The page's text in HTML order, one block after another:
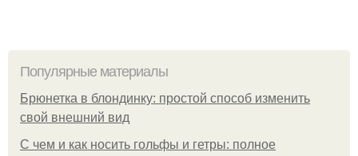
Популярные материалы
Брюнетка в блондинку: простой способ изменить
свой внешний вид
С чем и как носить гольфы и гетры: полное